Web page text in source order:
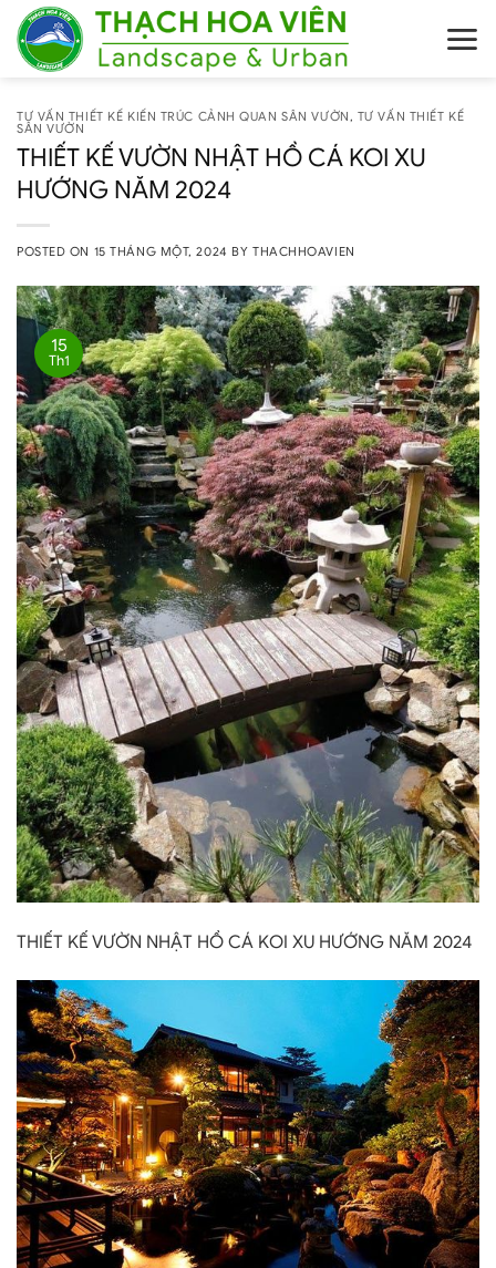
Skip
content
TƯ VẤN THIẾT KẾ KIẾN TRÚC CẢNH QUAN SÂN VƯỜN, TƯ VẤN THIẾT KẾ
SÂN VƯỜN
THIẾT KẾ VƯỜN NHẬT HỒ CÁ KOI XU
HƯỚNG NĂM 2024
POSTED ON 15 THÁNG MỘT, 2024 BY THACHHOAVIEN
15
Th1
THIẾT KẾ VƯỜN NHẬT HỒ CÁ KOI XU HƯỚNG NĂM 2024